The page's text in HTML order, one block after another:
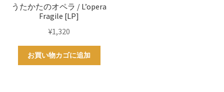
うたかたのオペラ / L’opera
Fragile [LP]
¥1,320
お買い物カゴに追加